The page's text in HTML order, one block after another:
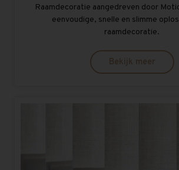
Raamdecoratie aangedreven door
eenvoudige, snelle en slimme
raamdecoratie.
Bekijk meer